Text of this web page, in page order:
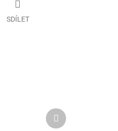
SDÍLET
Další
produkt